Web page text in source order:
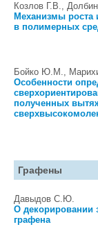
Козлов Г.В.,
Механизмы роста
в полимерных
Бойко Ю.М.,
Особенности
полученных
Графены
Давыдов С.Ю.
О декорировании
графена